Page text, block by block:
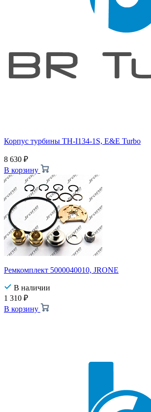
Корпус турбины TH-I134-1S, E&E Turbo
8 630 ₽
В корзину
Ремкомплект 5000040010, JRONE
В наличии
1 310 ₽
В корзину